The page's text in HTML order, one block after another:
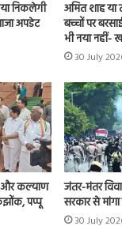
निकलेगी
अपडेट
अमित शाह
बच्चों पर
भी नया नहीं-
30 July
और कल्याण
पप्पू
जंतर-मंतर
सरकार से मांगा
30 July